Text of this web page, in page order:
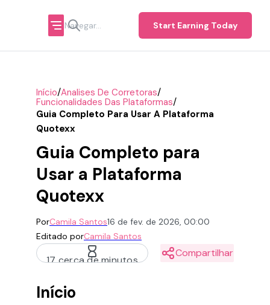
Start Earning Today
Início/Analises De Corretoras/
Funcionalidades Das Plataformas/
Guia Completo Para Usar A Plataforma
Quotexx
Guia Completo para
Usar a Plataforma
Quotexx
PorCamila Santos16 de fev. de 2026, 00:00
Editado porCamila Santos
17 cerca de minutos
Compartilhar
Início